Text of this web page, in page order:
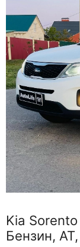
Kia
Бензин, АТ,